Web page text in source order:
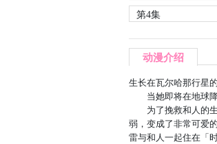
第4集
动漫介绍
生长在瓦尔哈那行星
当她即将在地球降
为了挽救和人的生
弱，变成了非常可爱
雷与和人一起住在「时